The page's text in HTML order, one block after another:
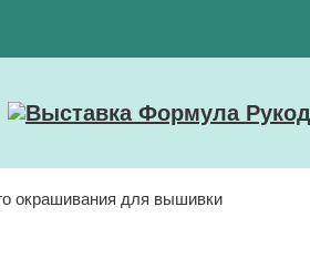
окрашивания для вышивки